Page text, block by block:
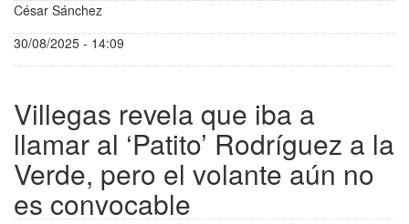
César Sánchez
30/08/2025 - 14:09
Villegas revela que iba a
llamar al ‘Patito’ Rodríguez a la
Verde, pero el volante aún no
es convocable